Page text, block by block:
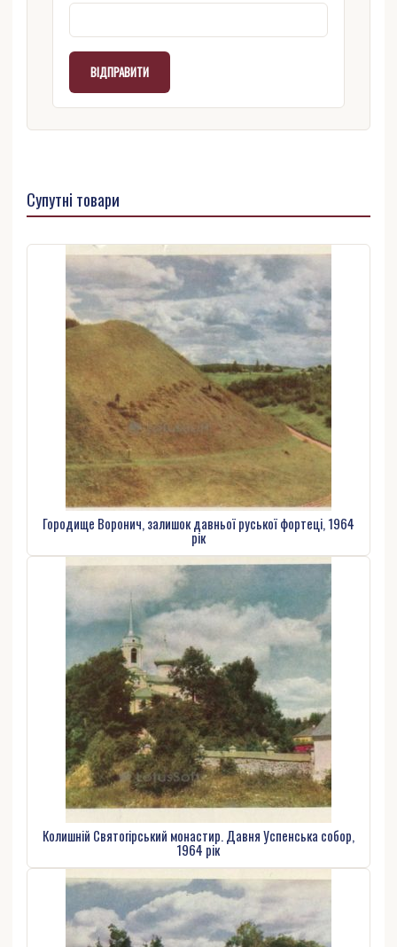
Супутні товари
Городище Воронич, залишок давньої руської фортеці, 1964
рік
Колишній Святогірський монастир. Давня Успенська собор,
1964 рік